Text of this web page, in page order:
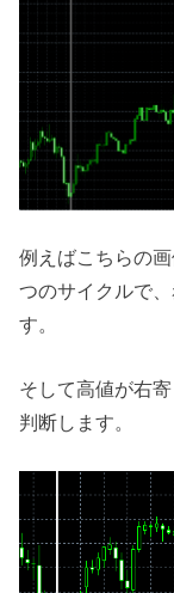
例えばこちらの
つのサイクルで
す。
そして高値が右
判断します。